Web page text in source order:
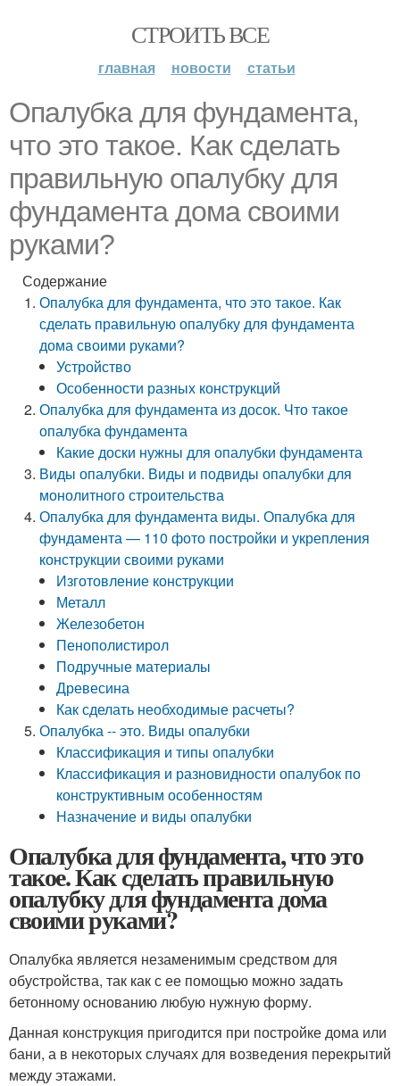
СТРОИТЬ ВСЕ
главная новости статьи
Опалубка для фундамента,
что это такое. Как сделать
правильную опалубку для
фундамента дома своими
руками?
Содержание
Опалубка для фундамента, что это такое. Как
сделать правильную опалубку для фундамента
дома своими руками?
Устройство
Особенности разных конструкций
Опалубка для фундамента из досок. Что такое
опалубка фундамента
Какие доски нужны для опалубки фундамента
Виды опалубки. Виды и подвиды опалубки для
монолитного строительства
Опалубка для фундамента виды. Опалубка для
фундамента — 110 фото постройки и укрепления
конструкции своими руками
Изготовление конструкции
Металл
Железобетон
Пенополистирол
Подручные материалы
Древесина
Как сделать необходимые расчеты?
Опалубка -- это. Виды опалубки
Классификация и типы опалубки
Классификация и разновидности опалубок по
конструктивным особенностям
Назначение и виды опалубки
Опалубка для фундамента, что это
такое. Как сделать правильную
опалубку для фундамента дома
своими руками?
Опалубка является незаменимым средством для
обустройства, так как с ее помощью можно задать
бетонному основанию любую нужную форму.
Данная конструкция пригодится при постройке дома или
бани, а в некоторых случаях для возведения перекрытий
между этажами.